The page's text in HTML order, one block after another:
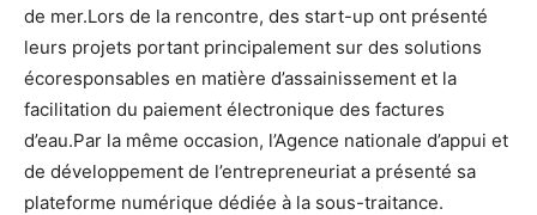
de mer.Lors de la rencontre, des start-up ont présenté
leurs projets portant principalement sur des solutions
écoresponsables en matière d’assainissement et la
facilitation du paiement électronique des factures
d’eau.Par la même occasion, l’Agence nationale d’appui et
de développement de l’entrepreneuriat a présenté sa
plateforme numérique dédiée à la sous-traitance.